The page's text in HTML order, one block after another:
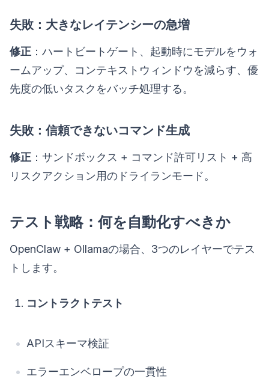
失敗：大きなレイテンシーの急増
修正 ：ハートビートゲート、起動時にモデルをウォ
ームアップ、コンテキストウィンドウを減らす、優
先度の低いタスクをバッチ処理する。
失敗：信頼できないコマンド生成
修正 ：サンドボックス + コマンド許可リスト + 高
リスクアクション用のドライランモード。
テスト戦略：何を自動化すべきか
OpenClaw + Ollamaの場合、3つのレイヤーでテス
トします。
コントラクトテスト
APIスキーマ検証
エラーエンベロープの一貫性